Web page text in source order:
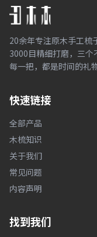
20余年专注原木手工梳
3000目精细打磨，三个
每一把，都是时间的礼物
快速链接
全部产品
木梳知识
关于我们
常见问题
内容声明
找到我们